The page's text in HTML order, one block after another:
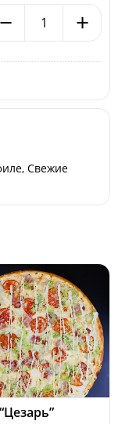
+
−
Свежие